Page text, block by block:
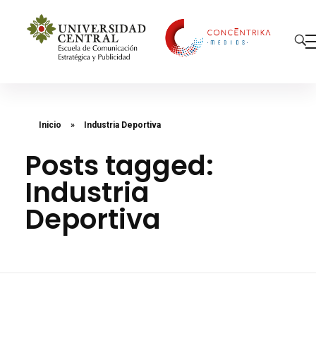
Inicio » Industria Deportiva
Posts tagged:
Industria
Deportiva